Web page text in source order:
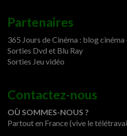
Partenaires
365 Jours de Cinéma : blog
Sorties Dvd et Blu Ray
Sorties Jeu vidéo
Contactez-nous
OÙ SOMMES-NOUS ?
Partout en France (vive le